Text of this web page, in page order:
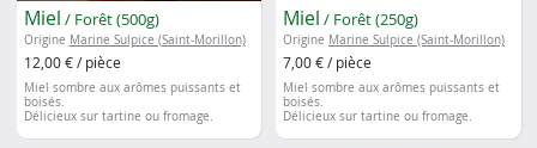
Miel / Forêt (500g)
Origine Marine Sulpice (Saint-Morillon)
12,00 € / pièce
Miel sombre aux arômes puissants et
boisés.
Délicieux sur tartine ou fromage.
Miel / Forêt (250g)
Origine Marine Sulpice (Saint-Morillon)
7,00 € / pièce
Miel sombre aux arômes puissants et
boisés.
Délicieux sur tartine ou fromage.